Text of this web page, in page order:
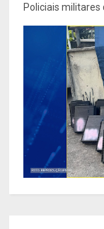
Policiais militares